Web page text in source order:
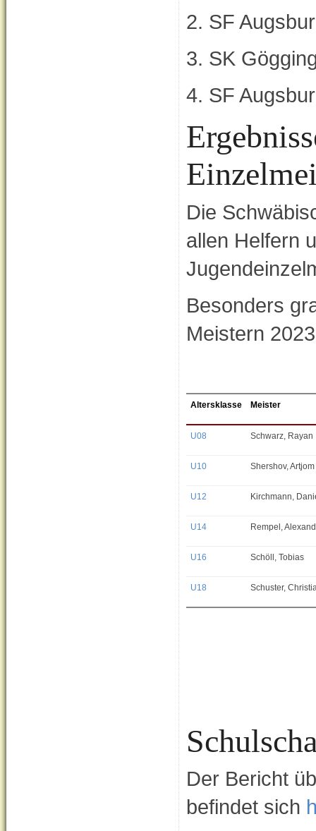
2. SF
3. SK
4. SF
Die
allen Helfern
Besonders
Meistern 2023
Altersklasse Meister
U08 Schwarz, Rayan
U10 Shershov, Artjom
U12 Kirchmann,
U14 Rempel,
U16 Schöll, Tobias
U18 Schuster,
Der Bericht
befindet sich